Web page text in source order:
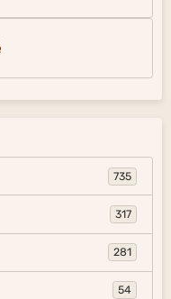
735
317
281
54